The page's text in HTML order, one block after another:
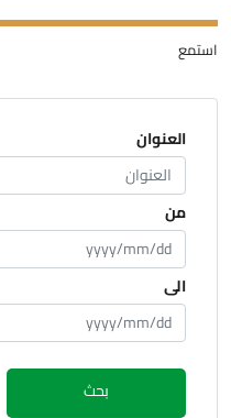
استمع
العنوان
من
الى
بحث